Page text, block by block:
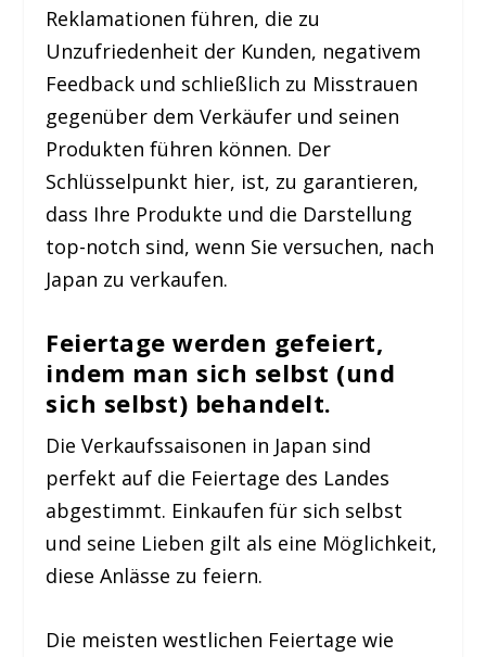
Reklamationen führen, die zu
Unzufriedenheit der Kunden, negativem
Feedback und schließlich zu Misstrauen
gegenüber dem Verkäufer und seinen
Produkten führen können. Der
Schlüsselpunkt hier, ist, zu garantieren,
dass Ihre Produkte und die Darstellung
top-notch sind, wenn Sie versuchen, nach
Japan zu verkaufen.
Feiertage werden gefeiert,
indem man sich selbst (und
sich selbst) behandelt.
Die Verkaufssaisonen in Japan sind
perfekt auf die Feiertage des Landes
abgestimmt. Einkaufen für sich selbst
und seine Lieben gilt als eine Möglichkeit,
diese Anlässe zu feiern.
Die meisten westlichen Feiertage wie